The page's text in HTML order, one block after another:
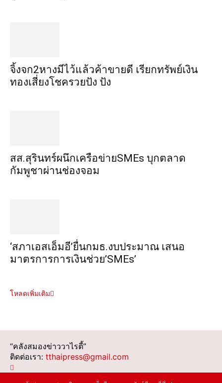
จิ้งจก​2​หาง​มีไว้แล้ว​ค้าขาย​ดี​ เรียก​ทรัพย์เงิน
ทอง​เสี่ยงโชค​รวยปัง​ ปัง​
สส.สุรินทร์ผนึกเครือข่ายSMEs บุกตลาด
กัมพูชาผ่านช่องจอม
‘สภาเอสเอ็มอี’ยื่นกมธ.งบประมาณ เสนอ
มาตรการการเงินช่วย’SMEs’
โหลดเพิ่มเติม
“คลังสมองข่าววาไรตี้”
ติดต่อเรา: tthaipress@gmail.com